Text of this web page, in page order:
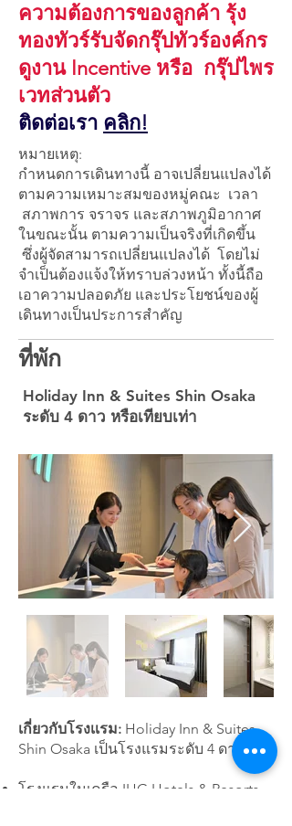
ความต้องการของลูกค้า รุ้ง
ทองทัวร์รับจัดกรุ๊ปทัวร์องค์กร
ดูงาน Incentive หรือ กรุ๊ปไพร
เวทส่วนตัว
ติดต่อเรา คลิก!
หมายเหตุ:
กำหนดการเดินทางนี้ อาจเปลี่ยนแปลงได้
ตามความเหมาะสมของหมู่คณะ เวลา
สภาพการ จราจร และสภาพภูมิอากาศ
ในขณะนั้น ตามความเป็นจริงที่เกิดขึ้น
ซึ่งผู้จัดสามารถเปลี่ยนแปลงได้ โดยไม่
จำเป็นต้องแจ้งให้ทราบล่วงหน้า ทั้งนี้ถือ
เอาความปลอดภัย และประโยชน์ของผู้
เดินทางเป็นประการสำคัญ
ที่พัก
Holiday Inn & Suites Shin Osaka
ระดับ 4 ดาว หรือเทียบเท่า
เกี่ยวกับโรงเเรม: Holiday Inn & Suites
Shin Osaka เป็นโรงแรมระดับ 4 ดาว
โรงแรมในเครือ IHG Hotels & Resorts